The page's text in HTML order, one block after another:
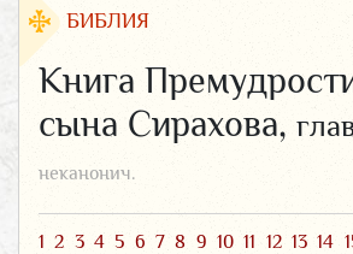
БИБЛИЯ
Книга
сына Сирахова,
неканонич.
1 2 3 4 5 6 7 8 9 10 11 12 13 14